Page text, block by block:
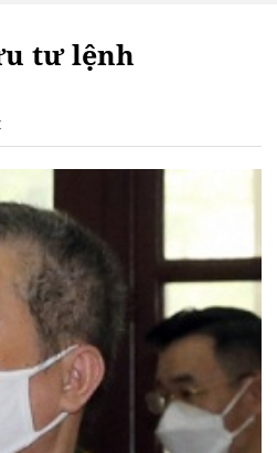
tư lệnh